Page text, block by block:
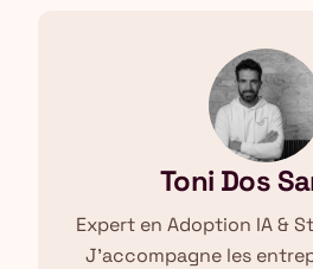
Toni Dos
Expert en Adoption IA &
J'accompagne les